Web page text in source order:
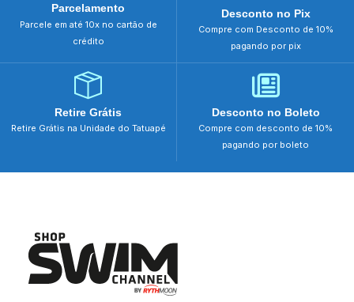
Parcelamento
Parcele em até 10x no cartão de
crédito
Desconto no Pix
Compre com Desconto de 10%
pagando por pix
Retire Grátis
Retire Grátis na Unidade do Tatuapé
Desconto no Boleto
Compre com desconto de 10%
pagando por boleto